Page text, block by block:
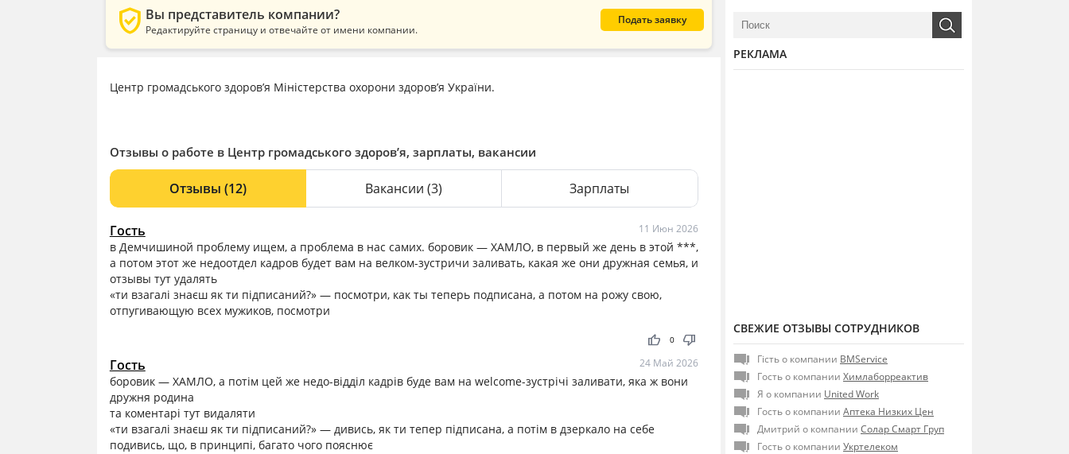
verified_user Вы представитель компании?
Редактируйте страницу и отвечайте от имени компании.
Подать заявку
Центр громадського здоров’я Міністерства охорони здоров’я України.
Отзывы о работе в Центр громадського здоров’я, зарплаты, вакансии
Отзывы (12) Вакансии (3) Зарплаты
Гость 11 Июн 2026
в Демчишиной проблему ищем, а проблема в нас самих. боровик — ХАМЛО, в первый же день в этой ***,
а потом этот же недоотдел кадров будет вам на велком-зустричи заливать, какая же они дружная семья, и
отзывы тут удалять
«ти взагалі знаєш як ти підписаний?» — посмотри, как ты теперь подписана, а потом на рожу свою,
отпугивающую всех мужиков, посмотри
thumb_up thumb_down
0
Гость 24 Май 2026
боровик — ХАМЛО, а потім цей же недо-відділ кадрів буде вам на welcome-зустрічі заливати, яка ж вони
дружня родина
та коментарі тут видаляти
«ти взагалі знаєш як ти підписаний?» — дивись, як ти тепер підписана, а потім в дзеркало на себе
подивись, що, в принципі, багато чого пояснює
РЕКЛАМА
СВЕЖИЕ ОТЗЫВЫ СОТРУДНИКОВ
Гість о компании BMService
Гость о компании Химлаборреактив
Я о компании United Work
Гость о компании Аптека Низких Цен
Дмитрий о компании Солар Смарт Груп
Гость о компании Укртелеком